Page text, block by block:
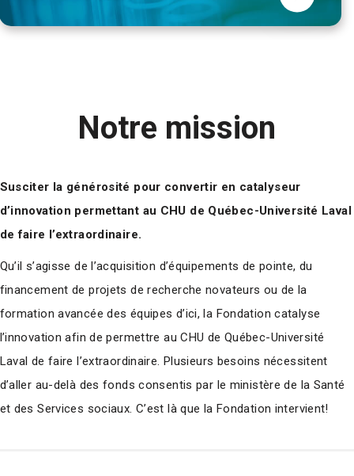
Notre mission
Susciter la générosité pour convertir en catalyseur
d’innovation permettant au CHU de Québec-Université Laval
de faire l’extraordinaire.
Qu’il s’agisse de l’acquisition d’équipements de pointe, du
financement de projets de recherche novateurs ou de la
formation avancée des équipes d’ici, la Fondation catalyse
l’innovation afin de permettre au CHU de Québec-Université
Laval de faire l’extraordinaire. Plusieurs besoins nécessitent
d’aller au-delà des fonds consentis par le ministère de la Santé
et des Services sociaux. C’est là que la Fondation intervient!